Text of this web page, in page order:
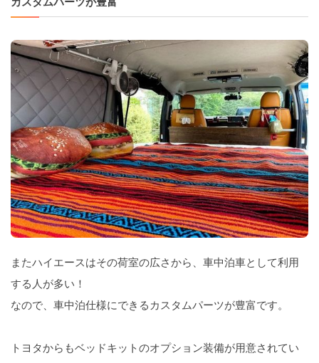
カスタムパーツが豊富
またハイエースはその荷室の広さから、車中泊車として利用
する人が多い！
なので、車中泊仕様にできるカスタムパーツが豊富です。
トヨタからもベッドキットのオプション装備が用意されてい